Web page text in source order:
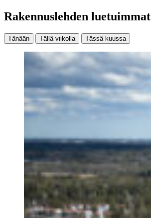
Rakennuslehden luetuimmat
Tänään Tällä viikolla Tässä kuussa